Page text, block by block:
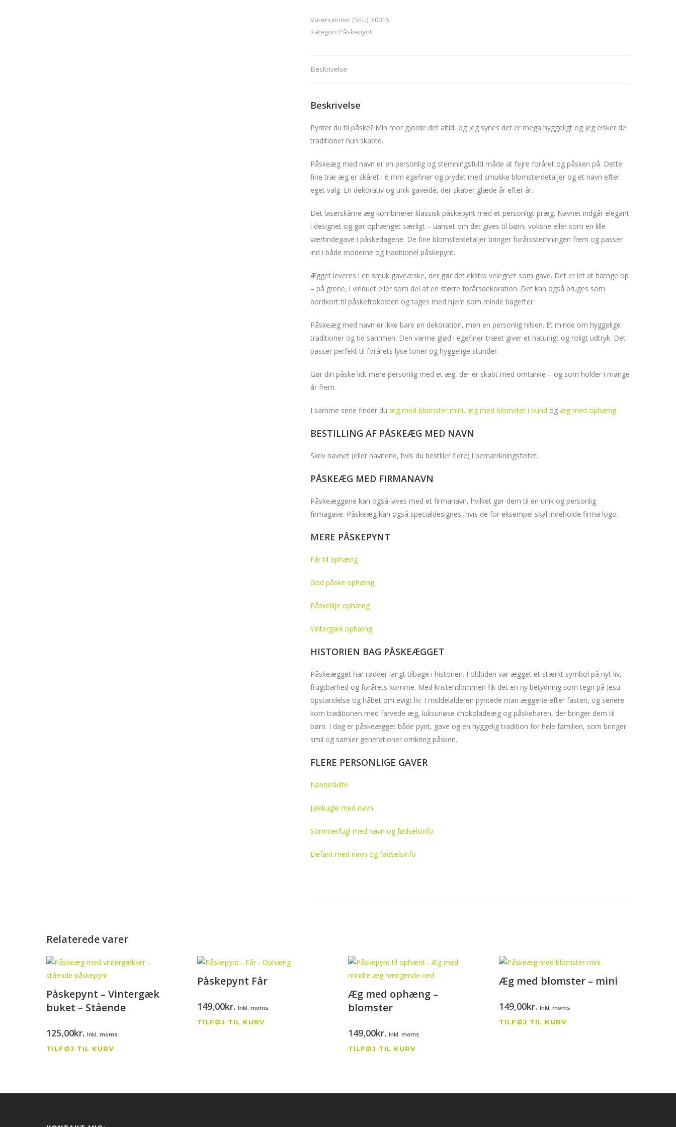
antal
Varenummer (SKU): 50016
Kategori: Påskepynt
Beskrivelse
Beskrivelse
Pynter du til påske? Min mor gjorde det altid, og jeg synes det er mega hyggeligt og jeg elsker de
traditioner hun skabte.
Påskeæg med navn er en personlig og stemningsfuld måde at fejre foråret og påsken på. Dette
fine træ æg er skåret i 6 mm egefiner og prydet med smukke blomsterdetaljer og et navn efter
eget valg. En dekorativ og unik gaveidé, der skaber glæde år efter år.
Det laserskårne æg kombinerer klassisk påskepynt med et personligt præg. Navnet indgår elegant
i designet og gør ophænget særligt – uanset om det gives til børn, voksne eller som en lille
værtindegave i påskedagene. De fine blomsterdetaljer bringer forårsstemningen frem og passer
ind i både moderne og traditionel påskepynt.
Ægget leveres i en smuk gaveæske, der gør det ekstra velegnet som gave. Det er let at hænge op
– på grene, i vinduet eller som del af en større forårsdekoration. Det kan også bruges som
bordkort til påskefrokosten og tages med hjem som minde bagefter.
Påskeæg med navn er ikke bare en dekoration, men en personlig hilsen. Et minde om hyggelige
traditioner og tid sammen. Den varme glød i egefiner-træet giver et naturligt og roligt udtryk. Det
passer perfekt til forårets lyse toner og hyggelige stunder.
Gør din påske lidt mere personlig med et æg, der er skabt med omtanke – og som holder i mange
år frem.
I samme serie finder du æg med blomster mini, æg med blomster i bund og æg med ophæng
BESTILLING AF PÅSKEÆG MED NAVN
Skriv navnet (eller navnene, hvis du bestiller flere) i bemærkningsfeltet.
PÅSKEÆG MED FIRMANAVN
Påskeæggene kan også laves med et firmanavn, hvilket gør dem til en unik og personlig
firmagave. Påskeæg kan også specialdesignes, hvis de for eksempel skal indeholde firma logo.
MERE PÅSKEPYNT
Får til ophæng
God påske ophæng
Påskelilje ophæng
Vintergæk ophæng
HISTORIEN BAG PÅSKEÆGGET
Påskeægget har rødder langt tilbage i historien. I oldtiden var ægget et stærkt symbol på nyt liv,
frugtbarhed og forårets komme. Med kristendommen fik det en ny betydning som tegn på Jesu
opstandelse og håbet om evigt liv. I middelalderen pyntede man æggene efter fasten, og senere
kom traditionen med farvede æg, luksuriøse chokoladeæg og påskeharen, der bringer dem til
børn. I dag er påskeægget både pynt, gave og en hyggelig tradition for hele familien, som bringer
smil og samler generationer omkring påsken.
FLERE PERSONLIGE GAVER
Navneskilte
Julekugle med navn
Sommerfugl med navn og fødselsinfo
Elefant med navn og fødselsinfo
Relaterede varer
Påskepynt – Vintergæk
buket – Stående
125,00kr. Inkl. moms
TILFØJ TIL KURV
Påskepynt Får
149,00kr. Inkl. moms
TILFØJ TIL KURV
Æg med ophæng –
blomster
149,00kr. Inkl. moms
TILFØJ TIL KURV
Æg med blomster – mini
149,00kr. Inkl. moms
TILFØJ TIL KURV